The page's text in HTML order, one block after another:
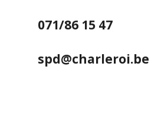
071/86 15 47
spd@charleroi.be